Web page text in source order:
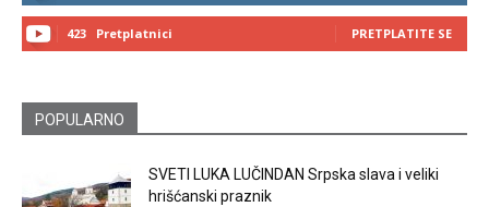
423 Pretplatnici PRETPLATITE SE
POPULARNO
SVETI LUKA LUČINDAN Srpska slava i veliki
hrišćanski praznik